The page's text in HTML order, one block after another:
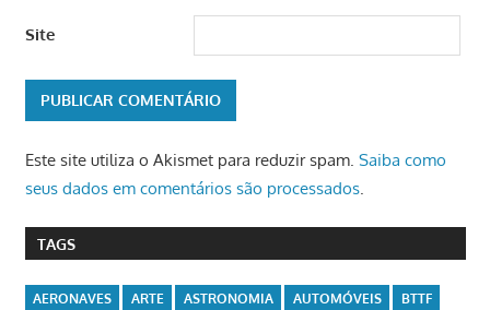
Site
Este site utiliza o Akismet para reduzir spam. Saiba como
seus dados em comentários são processados.
TAGS
AERONAVES ARTE ASTRONOMIA AUTOMÓVEIS
BTTF